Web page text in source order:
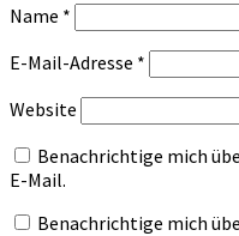
Name *
E-Mail-Adresse *
Website
Benachrichtige mich
E-Mail.
Benachrichtige mich